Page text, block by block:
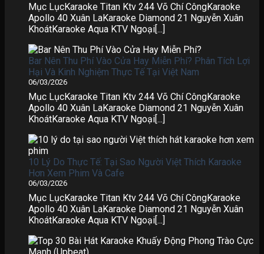
Mục LụcKaraoke Titan Ktv 244 Võ Chí CôngKaraoke
Apollo 40 Xuân LaKaraoke Diamond 21 Nguyễn Xuân
KhoátKaraoke Aqua KTV Ngoại[...]
Bar Nên Thu Phí Vào Cửa Hay Miễn Phí? Phân Tích Lợi
Hại Và Kinh Nghiệm Thực Tế Tại Việt Nam
06/03/2026
Mục LụcKaraoke Titan Ktv 244 Võ Chí CôngKaraoke
Apollo 40 Xuân LaKaraoke Diamond 21 Nguyễn Xuân
KhoátKaraoke Aqua KTV Ngoại[...]
10 Lý Do Thực Tế: Tại Sao Người Việt Thích Karaoke
Hơn Xem Phim Và Cafe
06/03/2026
Mục LụcKaraoke Titan Ktv 244 Võ Chí CôngKaraoke
Apollo 40 Xuân LaKaraoke Diamond 21 Nguyễn Xuân
KhoátKaraoke Aqua KTV Ngoại[...]